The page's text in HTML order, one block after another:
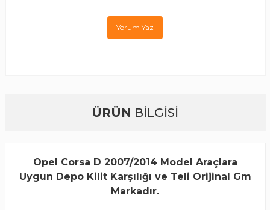
Yorum Yaz
ÜRÜN BİLGİSİ
Opel Corsa D 2007/2014 Model Araçlara
Uygun Depo Kilit Karşılığı ve Teli Orijinal Gm
Markadır.